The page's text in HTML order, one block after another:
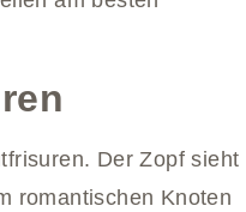
Der Zopf sieht
romantischen Knoten